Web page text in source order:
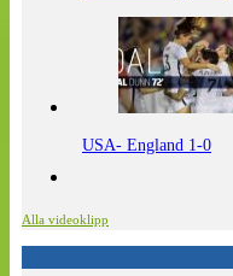
USA- England 1-0
Alla videoklipp